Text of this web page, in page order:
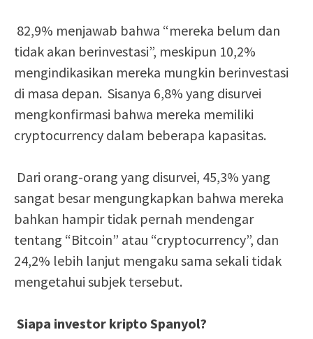
82,9% menjawab bahwa “mereka belum dan
tidak akan berinvestasi”, meskipun 10,2%
mengindikasikan mereka mungkin berinvestasi
di masa depan. Sisanya 6,8% yang disurvei
mengkonfirmasi bahwa mereka memiliki
cryptocurrency dalam beberapa kapasitas.
Dari orang-orang yang disurvei, 45,3% yang
sangat besar mengungkapkan bahwa mereka
bahkan hampir tidak pernah mendengar
tentang “Bitcoin” atau “cryptocurrency”, dan
24,2% lebih lanjut mengaku sama sekali tidak
mengetahui subjek tersebut.
Siapa investor kripto Spanyol?